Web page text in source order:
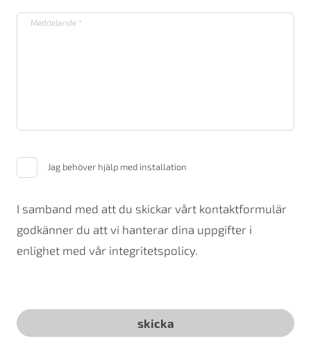
Jag behöver hjälp med installation
I samband med att du skickar vårt kontaktformulär
godkänner du att vi hanterar dina uppgifter i
enlighet med vår integritetspolicy.